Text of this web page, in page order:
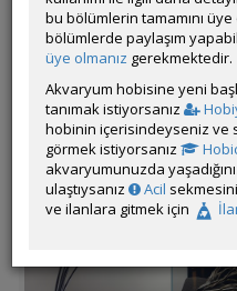
bu bölümlerin tamamını
bölümlerde paylaşım
üye olmanız gerekmektedir.
Akvaryum hobisine yeni
tanımak istiyorsanız
hobinin içerisindeyseniz ve
görmek istiyorsanız
akvaryumunuzda
ulaştıysanız
Acil
ve ilanlara gitmek için